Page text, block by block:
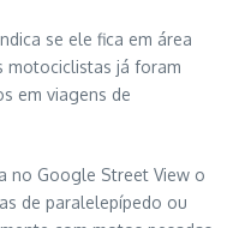
se ele fica em área
motociclistas já foram
em viagens de
no Google Street View o
de paralelepípedo ou